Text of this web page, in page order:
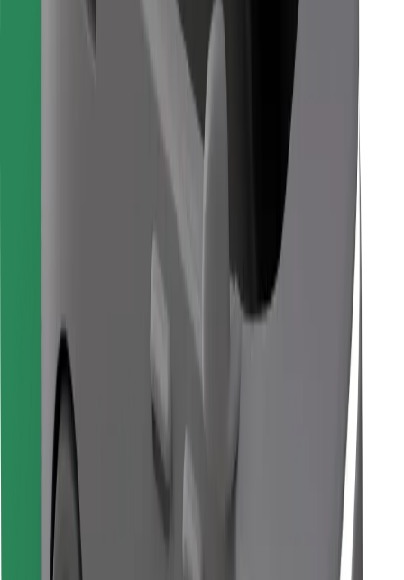
Постачальникам
Правила та Умови
Замовляй поїздку за лічені хвилини!
Завантажити застосунок Bolt
Знайди твою улюблену страву чи їжу!
Завантажити застосунок Bolt Food